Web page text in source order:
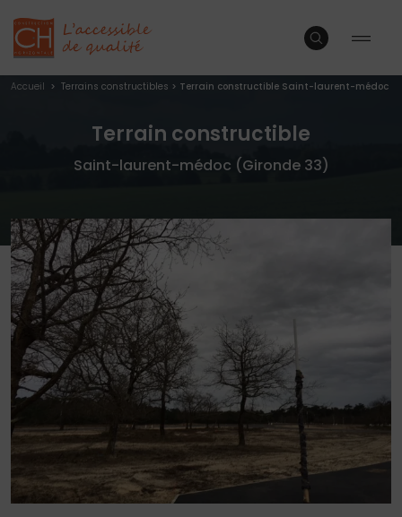
Accueil > Terrains constructibles > Terrain constructible Saint-laurent-médoc
Terrain constructible
Saint-laurent-médoc (Gironde 33)